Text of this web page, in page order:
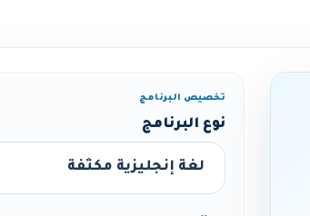
تخصيص البرنامج
نوع البرنامج